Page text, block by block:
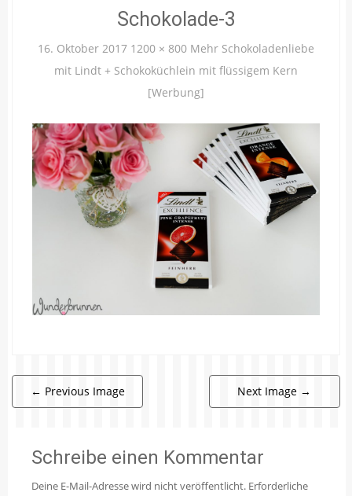
Schokolade-3
16. Oktober 2017 1200 × 800 Mehr Schokoladenliebe
mit Lindt + Schokoküchlein mit flüssigem Kern
[Werbung]
← Previous Image Next Image →
Schreibe einen Kommentar
Deine E-Mail-Adresse wird nicht veröffentlicht. Erforderliche